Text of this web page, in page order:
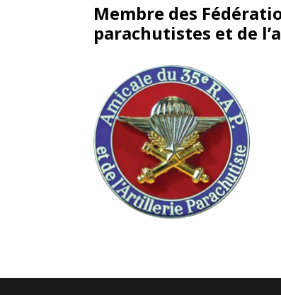
Membre des
parachutistes et de